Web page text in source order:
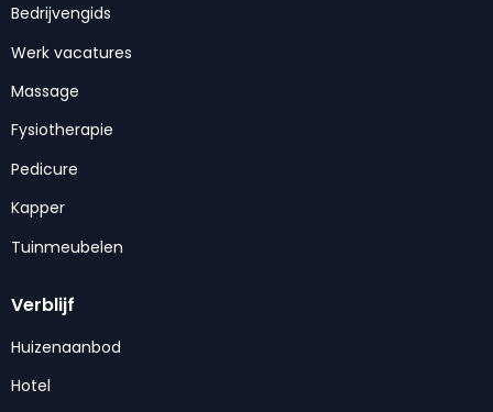
Bedrijvengids
Werk vacatures
Massage
Fysiotherapie
Pedicure
Kapper
Tuinmeubelen
Verblijf
Huizenaanbod
Hotel